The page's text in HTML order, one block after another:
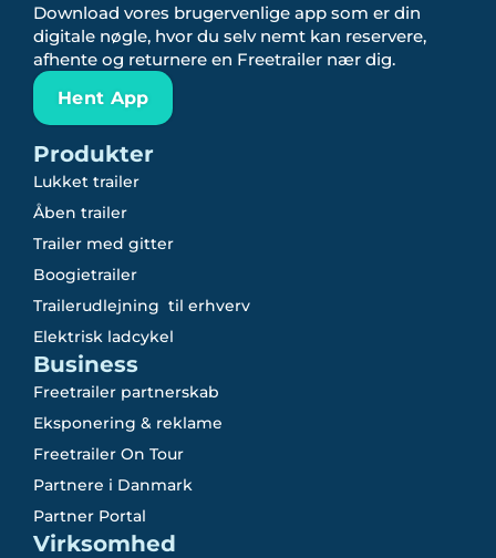
Download vores brugervenlige app som er din
digitale nøgle, hvor du selv nemt kan reservere,
afhente og returnere en Freetrailer nær dig.
Hent App
Produkter
Lukket trailer
Åben trailer
Trailer med gitter
Boogietrailer
Trailerudlejning til erhverv
Elektrisk ladcykel
Business
Freetrailer partnerskab
Eksponering & reklame
Freetrailer On Tour
Partnere i Danmark
Partner Portal
Virksomhed